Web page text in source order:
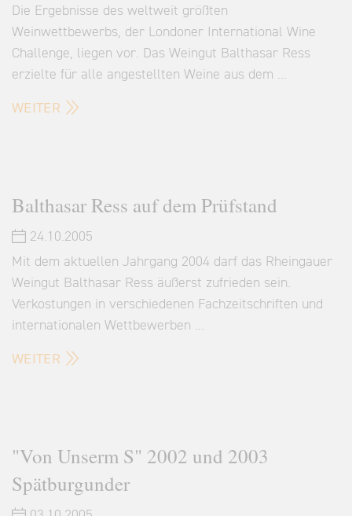
Die Ergebnisse des weltweit größten
Weinwettbewerbs, der Londoner International Wine
Challenge, liegen vor. Das Weingut Balthasar Ress
erzielte für alle angestellten Weine aus dem …
WEITER
Balthasar Ress auf dem Prüfstand
24.10.2005
Mit dem aktuellen Jahrgang 2004 darf das Rheingauer
Weingut Balthasar Ress äußerst zufrieden sein.
Verkostungen in verschiedenen Fachzeitschriften und
internationalen Wettbewerben …
WEITER
"Von Unserm S" 2002 und 2003
Spätburgunder